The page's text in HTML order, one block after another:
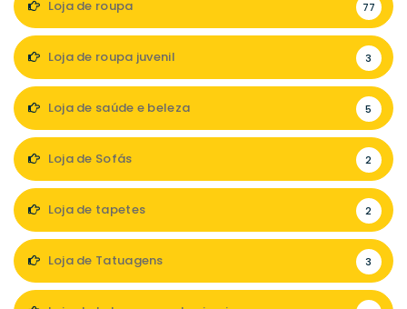
Loja de roupa 77
Loja de roupa juvenil 3
Loja de saúde e beleza 5
Loja de Sofás 2
Loja de tapetes 2
Loja de Tatuagens 3